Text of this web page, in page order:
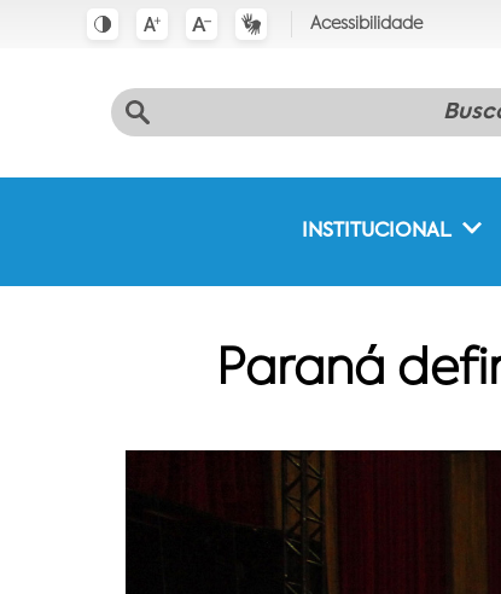
Acessibilidade
INSTITUCIONAL
Paraná